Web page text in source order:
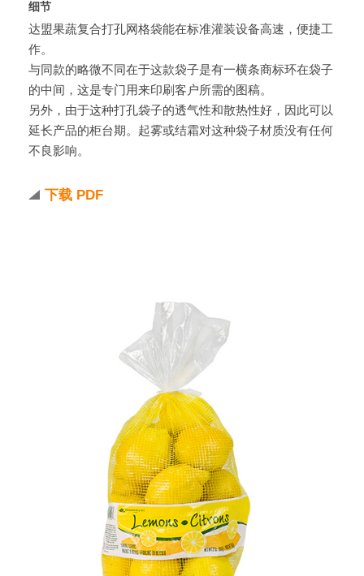
细节
达盟果蔬复合打孔网格袋能在标准灌装设备高速，便捷工
作。
与同款的略微不同在于这款袋子是有一横条商标环在袋子
的中间，这是专门用来印刷客户所需的图稿。
另外，由于这种打孔袋子的透气性和散热性好，因此可以
延长产品的柜台期。起雾或结霜对这种袋子材质没有任何
不良影响。
下载 PDF